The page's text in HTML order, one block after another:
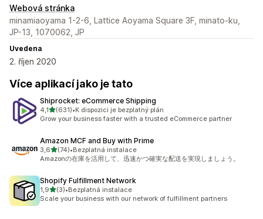
Webová stránka
minamiaoyama 1-2-6, Lattice Aoyama Square 3F, minato-ku,
JP-13, 1070062, JP
Uvedena
2. říjen 2020
Více aplikací jako je tato
Shiprocket: eCommerce Shipping
4,1z 5 hvězd
(631)
Celkový počet recenzí: 631
•K dispozici je bezplatný plán
Grow your business faster with a trusted eCommerce partner
Amazon MCF and Buy with Prime
3,6z 5 hvězd
(74)
Celkový počet recenzí: 74
•Bezplatná instalace
Amazonの在庫を活用して、迅速かつ確実な配送を実現しましょう。
Shopify Fulfillment Network
1,9z 5 hvězd
(3)
Celkový počet recenzí: 3
•Bezplatná instalace
Scale your business with our network of fulfillment partners